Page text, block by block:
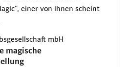
mbH
magische